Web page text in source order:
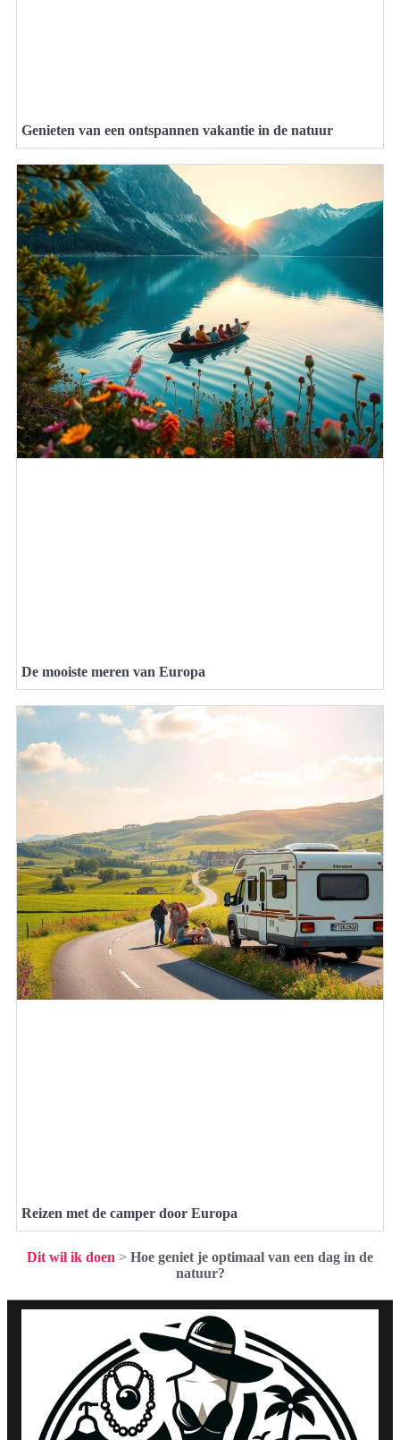
Genieten van een ontspannen vakantie in de natuur
De mooiste meren van Europa
Reizen met de camper door Europa
Dit wil ik doen > Hoe geniet je optimaal van een dag in de
natuur?